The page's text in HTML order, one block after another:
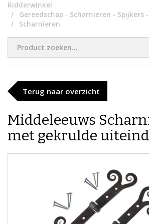
Ridderwinkel
Gereedschap - Scharnieren - Spijkers
Scharnieren
Terug naar overzicht
Middeleeuws
met gekrulde